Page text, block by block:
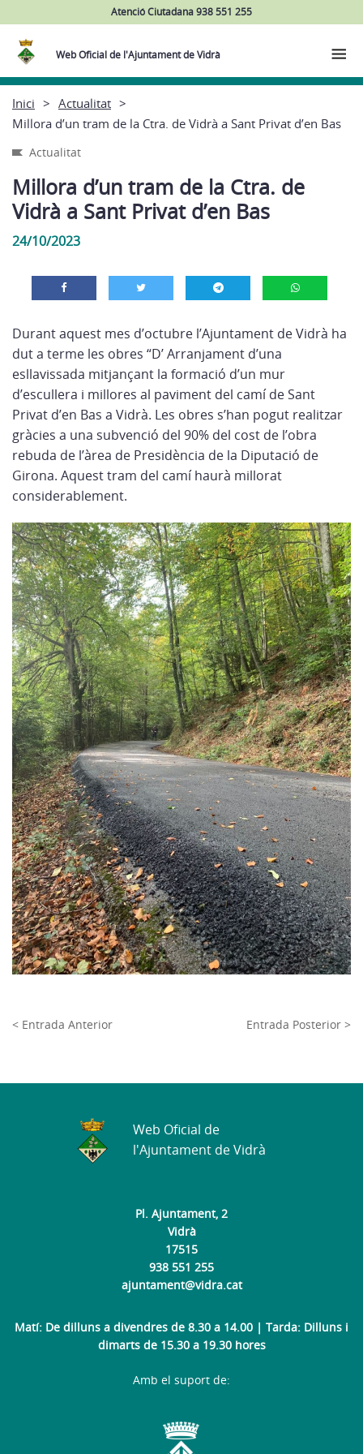
Atenció Ciutadana 938 551 255
Web Oficial de l'Ajuntament de Vidrà
Inici
Actualitat
Millora d’un tram de la Ctra. de Vidrà a Sant Privat d’en Bas
Actualitat
Millora d’un tram de la Ctra. de
Vidrà a Sant Privat d’en Bas
24/10/2023
Durant aquest mes d’octubre l’Ajuntament de Vidrà ha
dut a terme les obres “D’ Arranjament d’una
esllavissada mitjançant la formació d’un mur
d’escullera i millores al paviment del camí de Sant
Privat d’en Bas a Vidrà. Les obres s’han pogut realitzar
gràcies a una subvenció del 90% del cost de l’obra
rebuda de l’àrea de Presidència de la Diputació de
Girona. Aquest tram del camí haurà millorat
considerablement.
< Entrada Anterior Entrada Posterior >
Pl. Ajuntament, 2
Vidrà
17515
938 551 255
ajuntament@vidra.cat
Matí: De dilluns a divendres de 8.30 a 14.00 | Tarda: Dilluns i
dimarts de 15.30 a 19.30 hores
Web Oficial de
l'Ajuntament de Vidrà
Amb el suport de: